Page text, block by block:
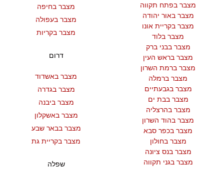
מצבר בפתח תקווה
מצבר באור יהודה
מצבר בקריית אונו
מצבר בלוד
מצבר בבני ברק
מצבר בראש העין
מצבר ברמת השרון
מצבר ברמלה
מצבר בגבעתיים
מצבר בבת ים
מצבר בהרצליה
מצבר בהוד השרון
מצבר בכפר סבא
מצבר בחולון
מצבר בנס ציונה
מצבר בגני תקווה
מצבר בחיפה
מצבר בעפולה
מצבר בקריות
דרום
מצבר באשדוד
מצבר בגדרה
מצבר ביבנה
מצבר באשקלון
מצבר בבאר שבע
מצבר בקריית גת
שפלה